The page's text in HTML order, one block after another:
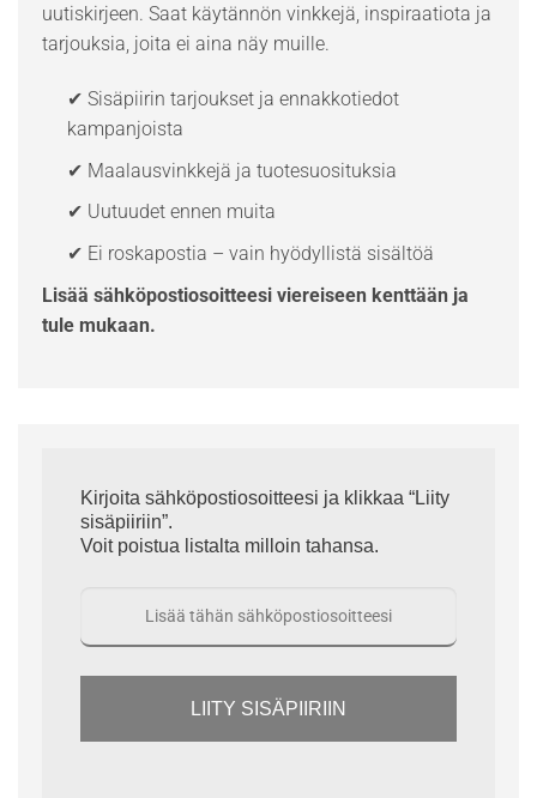
uutiskirjeen. Saat käytännön vinkkejä, inspiraatiota ja
tarjouksia, joita ei aina näy muille.
✔ Sisäpiirin tarjoukset ja ennakkotiedot
kampanjoista
✔ Maalausvinkkejä ja tuotesuosituksia
✔ Uutuudet ennen muita
✔ Ei roskapostia – vain hyödyllistä sisältöä
Lisää sähköpostiosoitteesi viereiseen kenttään ja
tule mukaan.
Kirjoita sähköpostiosoitteesi ja klikkaa “Liity
sisäpiiriin”.
Voit poistua listalta milloin tahansa.
LIITY SISÄPIIRIIN